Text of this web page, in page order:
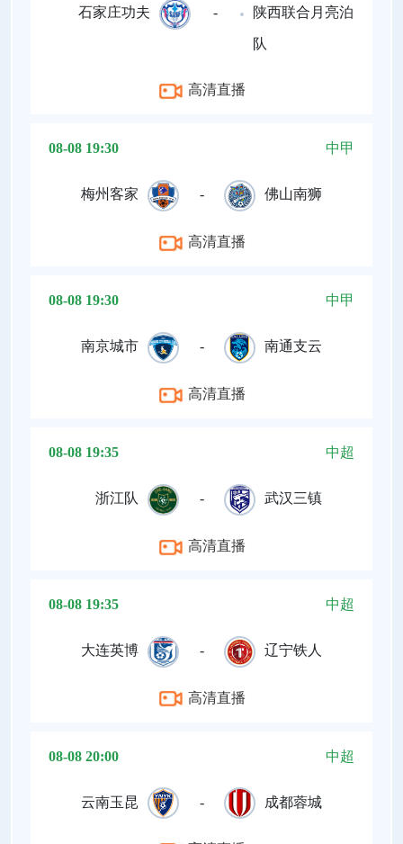
石家庄功夫 - 陕西联合月亮泊
队
高清直播
08-08 19:30 中甲
梅州客家 - 佛山南狮
高清直播
08-08 19:30 中甲
南京城市 - 南通支云
高清直播
08-08 19:35 中超
浙江队 - 武汉三镇
高清直播
08-08 19:35 中超
大连英博 - 辽宁铁人
高清直播
08-08 20:00 中超
云南玉昆 - 成都蓉城